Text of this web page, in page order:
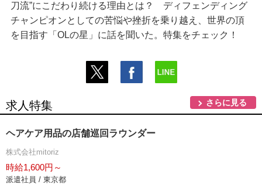
刀流”にこだわり続ける理由とは？ ディフェンディング
チャンピオンとしての苦悩や挫折を乗り越え、世界の頂
を目指す「OLの星」に話を聞いた。特集をチェック！
求人特集 さらに見る
ヘアケア用品の店舗巡回ラウンダー
株式会社mitoriz
時給1,600円～
派遣社員 / 東京都